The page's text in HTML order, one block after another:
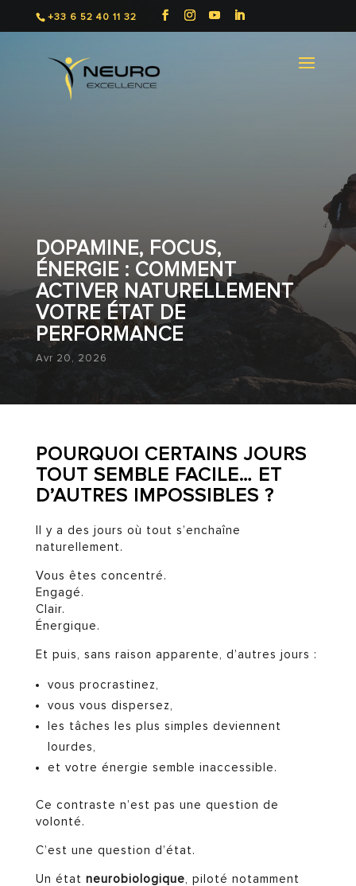
+33 6 52 40 11 32
DOPAMINE, FOCUS,
ÉNERGIE : COMMENT
ACTIVER NATURELLEMENT
VOTRE ÉTAT DE
PERFORMANCE
Avr 20, 2026
POURQUOI CERTAINS JOURS
TOUT SEMBLE FACILE… ET
D’AUTRES IMPOSSIBLES ?
Il y a des jours où tout s’enchaîne
naturellement.
Vous êtes concentré.
Engagé.
Clair.
Énergique.
Et puis, sans raison apparente, d’autres jours :
vous procrastinez,
vous vous dispersez,
les tâches les plus simples deviennent
lourdes,
et votre énergie semble inaccessible.
Ce contraste n’est pas une question de
volonté.
C’est une question d’état.
Un état neurobiologique, piloté notamment